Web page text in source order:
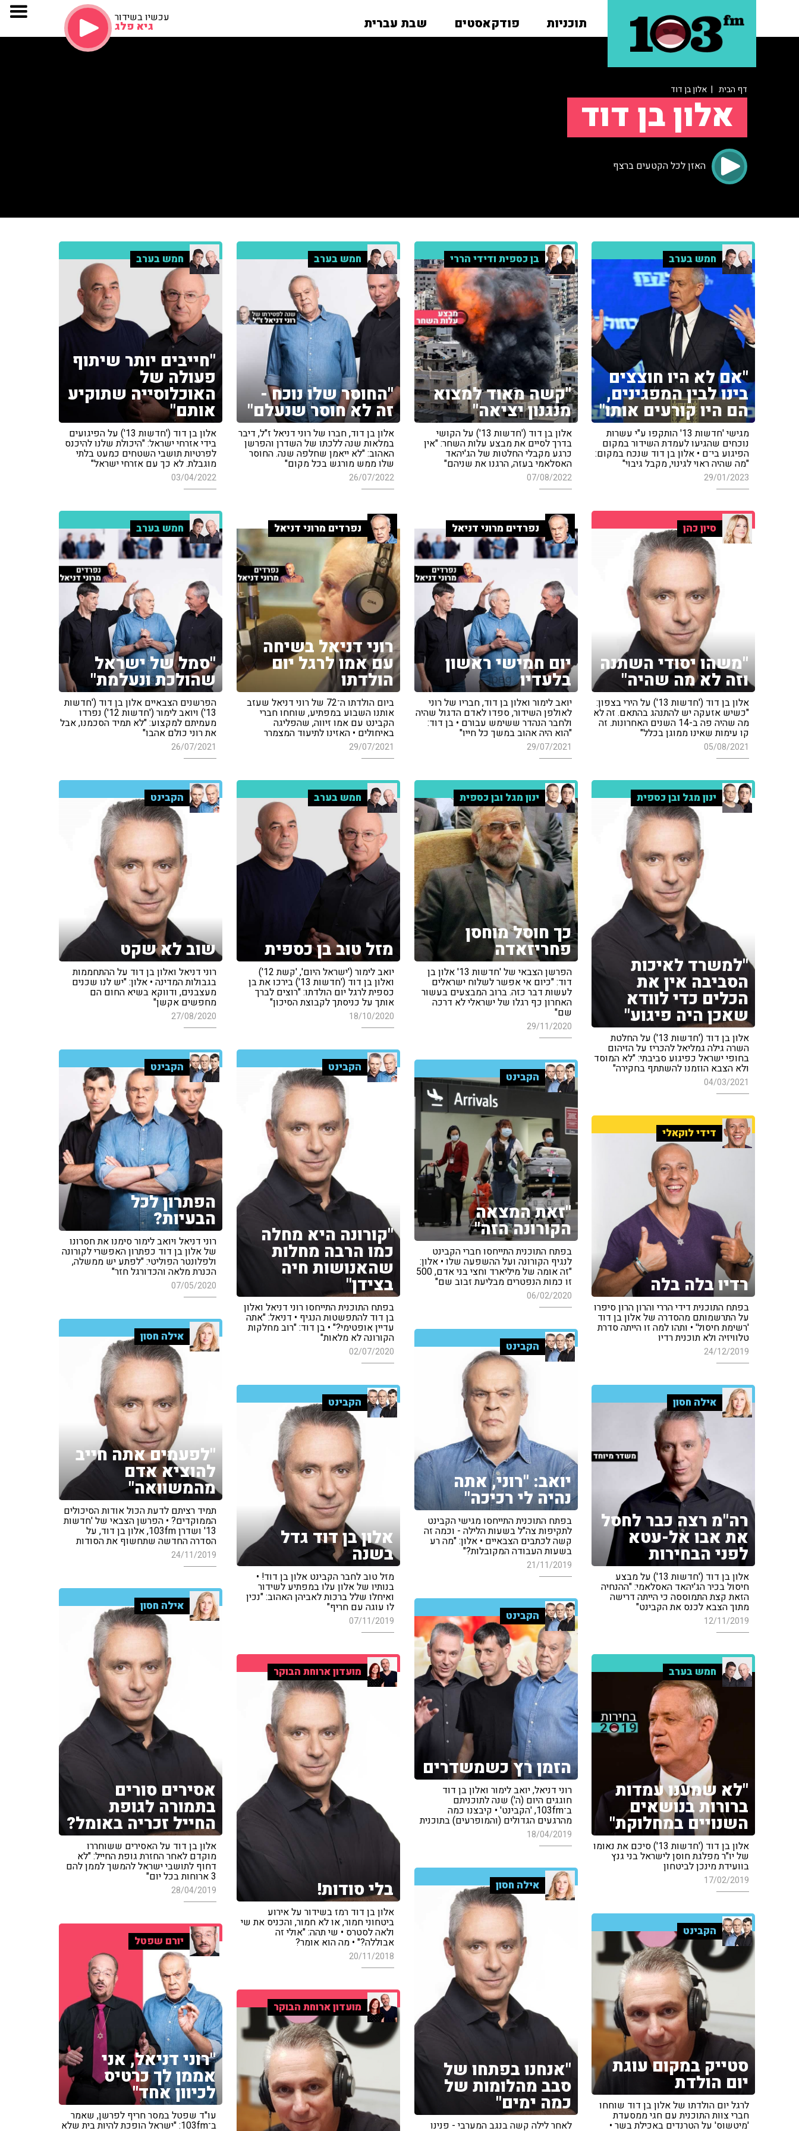
תוכניות פודקאסטים שבת עברית עכשיו בשידור
גיא פלג
דף הבית | אלון בן דוד
אלון בן דוד
האזן לכל הקטעים ברצף
חמש בערב
"אם לא היו חוצצים
בינו לבין המפגינים,
הם היו קורעים אותו"
מגישי 'חדשות 13' הותקפו ע"י עשרות
נוכחים שהגיעו לעמדת השידור במקום
הפיגוע בי־ם • אלון בן דוד שנכח במקום:
"מה שהיה ראוי לגינוי, מקבל גיבוי"
29/01/2023
בן כספית ודידי הררי
"קשה מאוד למצוא
מנגנון יציאה"
אלון בן דוד ('חדשות 13') על הקושי
בדרך לסיים את מבצע עלות השחר: "אין
כרגע מקבלי החלטות של הג'יהאד
האסלאמי בעזה, הרגנו את שניהם"
07/08/2022
חמש בערב
"החוסר שלו נוכח -
זה לא חוסר שנעלם"
אלון בן דוד, חברו של רוני דניאל ז"ל, דיבר
במלאות שנה ללכתו של השדרן והפרשן
האהוב: "לא ייאמן שחלפה שנה. החוסר
שלו ממש מורגש בכל מקום"
26/07/2022
חמש בערב
"חייבים יותר שיתוף
פעולה של
האוכלוסייה שתוקיע
אותם"
אלון בן דוד ('חדשות 13') על הפיגועים
בידי אזרחי ישראל: "היכולת שלנו להיכנס
לפרטיות תושבי השטחים כמעט בלתי
מוגבלת. לא כך עם אזרחי ישראל"
03/04/2022
סיון כהן
"משהו יסודי השתנה
וזה לא מה שהיה"
אלון בן דוד ('חדשות 13') על הירי בצפון:
"כשיש אזעקה יש להתנהג בהתאם. זה לא
מה שהיה פה ב-14 השנים האחרונות. זה
קו עימות שאינו ממוגן בכלל"
05/08/2021
נפרדים מרוני דניאל
יום חמישי ראשון
בלעדיו
יואב לימור ואלון בן דוד, חבריו של רוני
לאולפן השידור, ספדו לאדם הדגול שהיה
ולחבר הנהדר ששימש עבורם • בן דוד:
"הוא היה אהוב במשך כל חייו"
29/07/2021
נפרדים מרוני דניאל
רוני דניאל בשיחה
עם אמו לרגל יום
הולדתו
ביום הולדתו ה־72 של רוני דניאל שעזב
אותנו השבוע במפתיע, שוחחו חברי
הקבינט עם אמו זיווה, שהפליגה
באיחולים • האזינו לתיעוד המצמרר
29/07/2021
חמש בערב
"סמל של ישראל
שהולכת ונעלמת"
הפרשנים הצבאיים אלון בן דוד ('חדשות
13') ויואב לימור ('חדשות 12') נפרדו
מעמיתם למקצוע: "לא תמיד הסכמנו, אבל
את רוני כולם אהבו"
26/07/2021
ינון מגל ובן כספית
"למשרד לאיכות
הסביבה אין את
הכלים כדי לוודא
שאכן היה פיגוע"
אלון בן דוד ('חדשות 13') על החלטת
השרה גילה גמליאל להכריז על הזיהום
בחופי ישראל כפיגוע סביבתי: "לא המוסד
ולא הצבא הוזמנו להשתתף בחקירה"
04/03/2021
ינון מגל ובן כספית
כך חוסל מוחסן
פחריזאדה
הפרשן הצבאי של 'חדשות 13' אלון בן
דוד: "כיום אי אפשר לשלוח ישראלים
לעשות דבר כזה. ברוב המבצעים בעשור
האחרון כף רגלו של ישראלי לא דרכה
שם"
29/11/2020
חמש בערב
מזל טוב בן כספית
יואב לימור ('ישראל היום', 'קשת 12')
ואלון בן דוד ('חדשות 13') בירכו את בן
כספית לרגל יום הולדתו: "רוצים לברך
אותך על כניסתך לקבוצת הסיכון"
18/10/2020
הקבינט
שוב לא שקט
רוני דניאל ואלון בן דוד על ההתחממות
בגבולות המדינה • אלון: "יש לנו שכנים
מעצבנים, ודווקא בשיא החום הם
מחפשים אקשן"
27/08/2020
הקבינט
"קורונה היא מחלה
כמו הרבה מחלות
שהאנושות חיה
בצידן"
בפתח התוכנית התייחסו רוני דניאל ואלון
בן דוד להתפשטות הנגיף • דניאל: "אתה
עדיין אופטימי?" • בן דוד: "רוב מחלקות
הקורונה לא מלאות"
02/07/2020
הקבינט
הפתרון לכל
הבעיות?
רוני דניאל ויואב לימור סימנו את חסרונו
של אלון בן דוד כפתרון האפשרי לקורונה
ולפלונטר הפוליטי: "לפתע יש ממשלה,
הכנרת מלאה והכדורגל חזר"
07/05/2020
הקבינט
"זאת המצאה
הקורונה הזה"
בפתח התוכנית התייחסו חברי הקבינט
לנגיף הקורונה ועל ההשפעה שלו • אלון:
"זה אומה של מיליארד וחצי בני אדם, 500
זו כמות הנפטרים מבליעת זבוב שם"
06/02/2020
דידי לוקאלי
רדיו בלה בלה
בפתח התוכנית דידי הררי והרון הרון סיפרו
על התרשמותם מהסדרה של אלון בן דוד
'רשימת חיסול' • ותהו למה זו הייתה סדרת
טלוויזיה ולא תוכנית רדיו
24/12/2019
אילה חסון
"לפעמים אתה חייב
להוציא אדם
מהמשוואה"
תמיד רציתם לדעת הכול אודות הסיכולים
הממוקדים? • הפרשן הצבאי של 'חדשות
13' ושדרן 103fm, אלון בן דוד, על
הסדרה החדשה שתחשוף את הסודות
24/11/2019
הקבינט
יואב: "רוני, אתה
נהיה לי רכיכה"
בפתח התוכנית התייחסו מגישי הקבינט
לתקיפות צה"ל בשעות הלילה - וכמה זה
קשה לכתבים הצבאיים • אלון: "מה רע
בשעות העבודה המקובלות?"
21/11/2019
אילה חסון
רה"מ רצה כבר לחסל
את אבו אל-עטא
לפני הבחירות
אלון בן דוד ('חדשות 13') על מבצע
חיסול בכיר הג'יהאד האסלאמי: "ההנחיה
הזאת קצת התמוססה כי הייתה דרישה
מתוך הצבא לכנס את הקבינט"
12/11/2019
הקבינט
אלון בן דוד גדל
בשנה
מזל טוב לחבר הקבינט אלון בן דוד! •
בנותיו של אלון עלו במפתיע לשידור
ואיחלו שלל ברכות לאביהן האהוב: "נכין
לו עוגה עם חריף"
07/11/2019
אילה חסון
אסירים סורים
בתמורה לגופת
החייל זכריה באומל?
אלון בן דוד על האסירים ששוחררו
מוקדם לאחר החזרת גופת החייל: "לא
דחוף לתושבי ישראל להמשך לממן להם
3 ארוחות בכל יום"
28/04/2019
הקבינט
הזמן רץ כשמשדרים
רוני דניאל, יואב לימור ואלון בן דוד
חוגגים היום (ה') שנה לתוכניתם
ב־103fm, 'הקבינט' • קיבצנו כמה
מהרגעים הגדולים (והמופרעים) בתוכנית
18/04/2019
חמש בערב
"לא שמענו עמדות
ברורות בנושאים
השנויים במחלוקת"
אלון בן דוד ('חדשות 13') סיכם את נאומו
של יו"ר מפלגת חוסן לישראל בני גנץ
בוועידת מינכן לביטחון
17/02/2019
מועדון ארוחת הבוקר
בלי סודות!
אלון בן דוד רמז בשידור על אירוע
ביטחוני חמור, או לא חמור, והכניס את שי
ולאה לסטרס • שי תהה: "אולי זה
אבוללה?" • מה הוא אומר?
20/11/2018
אילה חסון
"אנחנו בפתחו של
סבב מהלומות של
כמה ימים"
לאחר לילה קשה בנגב המערבי - פנינו
הקבינט
סטייק במקום עוגת
יום הולדת
לרגל יום הולדתו של אלון בן דוד שוחחו
חברי צוות התוכנית עם חגי ממסעדת
'מיטשוס' על הטרנדים באכילת בשר •
יורם שפטל
"רוני דניאל, אני
אממן לך כרטיס
לכיוון אחד"
עו"ד שפטל במסר חריף לפרשן, שאמר
ב־103fm: "ישראל הופכת להיות בית שלא
מועדון ארוחת הבוקר